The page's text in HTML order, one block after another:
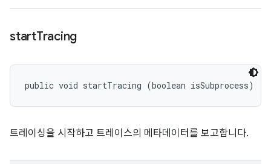
startTracing
public void startTracing (boolean isSubprocess)
트레이싱을 시작하고 트레이스의 메타데이터를 보고합니다.